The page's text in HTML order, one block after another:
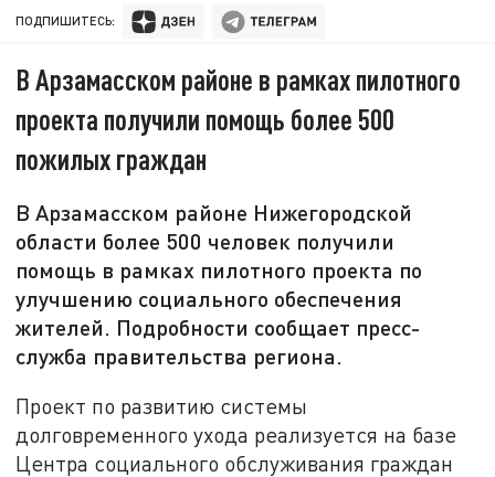
ПОДПИШИТЕСЬ:
В Арзамасском районе в рамках пилотного
проекта получили помощь более 500
пожилых граждан
В Арзамасском районе Нижегородской
области более 500 человек получили
помощь в рамках пилотного проекта по
улучшению социального обеспечения
жителей. Подробности сообщает пресс-
служба правительства региона.
Проект по развитию системы
долговременного ухода реализуется на базе
Центра социального обслуживания граждан